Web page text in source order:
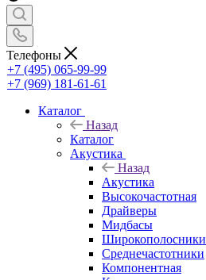
Телефоны
+7 (495) 065-99-99
+7 (969) 181-61-61
Каталог
Назад
Каталог
Акустика
Назад
Акустика
Высокочастотная
Драйверы
Мидбасы
Широкополосники
Среднечастотники
Компонентная